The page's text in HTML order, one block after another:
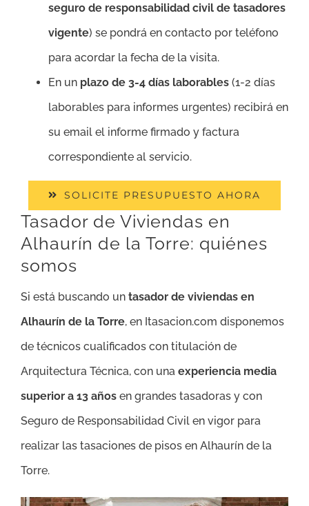
seguro de responsabilidad civil de tasadores
vigente) se pondrá en contacto por teléfono
para acordar la fecha de la visita.
En un plazo de 3-4 días laborables (1-2 días
laborables para informes urgentes) recibirá en
su email el informe firmado y factura
correspondiente al servicio.
SOLICITE PRESUPUESTO AHORA
Tasador de Viviendas en
Alhaurín de la Torre: quiénes
somos
Si está buscando un tasador de viviendas en
Alhaurín de la Torre, en Itasacion.com disponemos
de técnicos cualificados con titulación de
Arquitectura Técnica, con una experiencia media
superior a 13 años en grandes tasadoras y con
Seguro de Responsabilidad Civil en vigor para
realizar las tasaciones de pisos en Alhaurín de la
Torre.